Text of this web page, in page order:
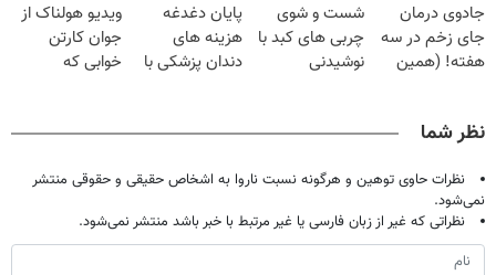
میلیون تومان!!!
فقط ۲۵ میلیون
درمانش کرد؟؟؟؟
جادوی درمان
جای زخم در سه
هفته! (همین
شست و شوی
چربی های کبد با
نوشیدنی
پایان دغدغه
هزینه های
دندان پزشکی با
ویدیو هولناک از
جوان کارتن
خوابی که
نظر شما
نظرات حاوی توهین و هرگونه نسبت ناروا به اشخاص حقیقی و حقوقی منتشر
نمی‌شود.
نظراتی که غیر از زبان فارسی یا غیر مرتبط با خبر باشد منتشر نمی‌شود.